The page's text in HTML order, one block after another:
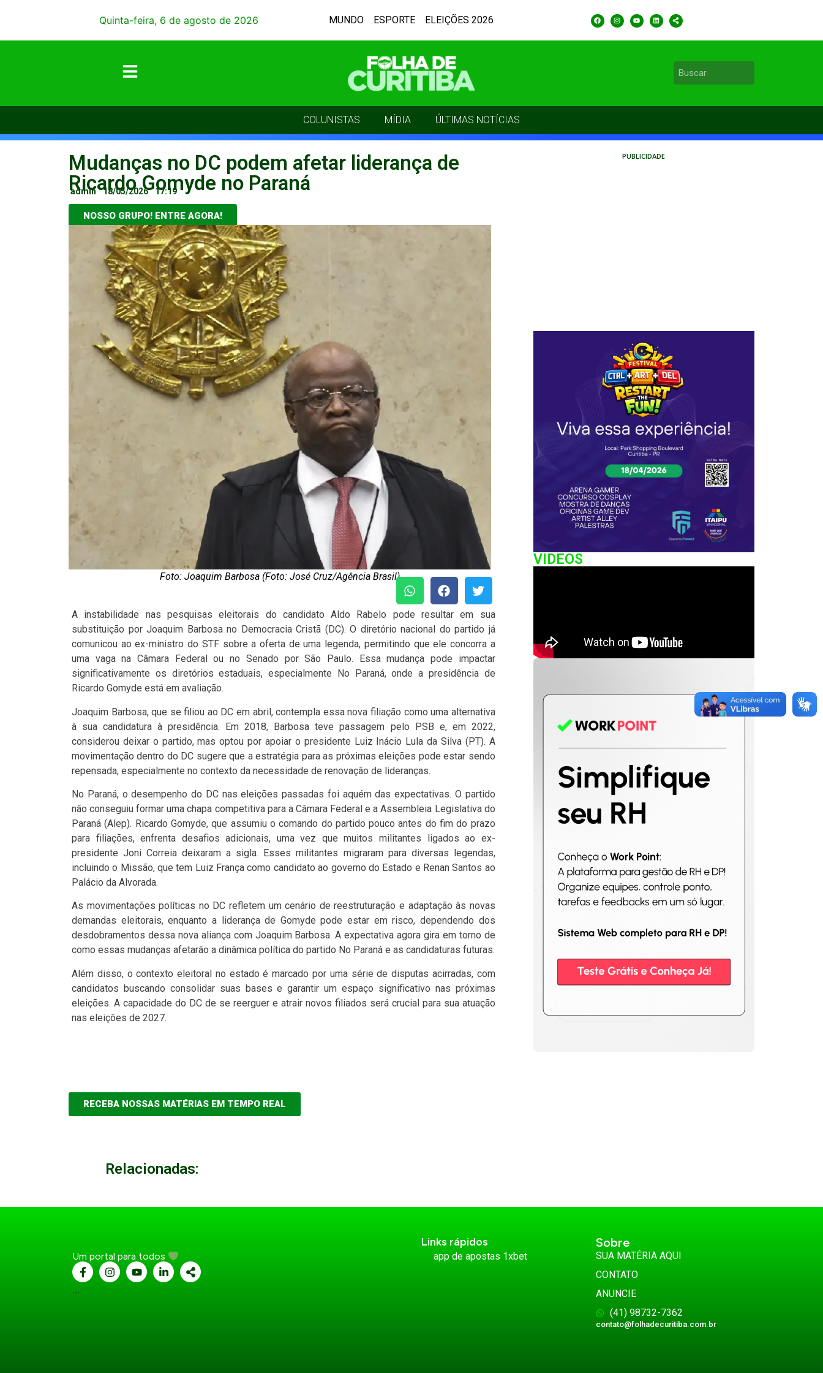
Quinta-feira, 6 de agosto de 2026 MUNDO ESPORTE ELEIÇÕES 2026
COLUNISTAS MÍDIA ÚLTIMAS NOTÍCIAS
Mudanças no DC podem afetar liderança de
Ricardo Gomyde no Paraná
admin 18/05/2026 17:19
NOSSO GRUPO! ENTRE AGORA!
Foto: Joaquim Barbosa (Foto: José Cruz/Agência Brasil)
A instabilidade nas pesquisas eleitorais do candidato Aldo Rabelo pode resultar em sua
substituição por Joaquim Barbosa no Democracia Cristã (DC). O diretório nacional do partido já
comunicou ao ex-ministro do STF sobre a oferta de uma legenda, permitindo que ele concorra a
uma vaga na Câmara Federal ou no Senado por São Paulo. Essa mudança pode impactar
significativamente os diretórios estaduais, especialmente No Paraná, onde a presidência de
Ricardo Gomyde está em avaliação.
Joaquim Barbosa, que se filiou ao DC em abril, contempla essa nova filiação como uma alternativa
à sua candidatura à presidência. Em 2018, Barbosa teve passagem pelo PSB e, em 2022,
considerou deixar o partido, mas optou por apoiar o presidente Luiz Inácio Lula da Silva (PT). A
movimentação dentro do DC sugere que a estratégia para as próximas eleições pode estar sendo
repensada, especialmente no contexto da necessidade de renovação de lideranças.
No Paraná, o desempenho do DC nas eleições passadas foi aquém das expectativas. O partido
não conseguiu formar uma chapa competitiva para a Câmara Federal e a Assembleia Legislativa do
Paraná (Alep). Ricardo Gomyde, que assumiu o comando do partido pouco antes do fim do prazo
para filiações, enfrenta desafios adicionais, uma vez que muitos militantes ligados ao ex-
presidente Joni Correia deixaram a sigla. Esses militantes migraram para diversas legendas,
incluindo o Missão, que tem Luiz França como candidato ao governo do Estado e Renan Santos ao
Palácio da Alvorada.
As movimentações políticas no DC refletem um cenário de reestruturação e adaptação às novas
demandas eleitorais, enquanto a liderança de Gomyde pode estar em risco, dependendo dos
desdobramentos dessa nova aliança com Joaquim Barbosa. A expectativa agora gira em torno de
como essas mudanças afetarão a dinâmica política do partido No Paraná e as candidaturas futuras.
Além disso, o contexto eleitoral no estado é marcado por uma série de disputas acirradas, com
candidatos buscando consolidar suas bases e garantir um espaço significativo nas próximas
eleições. A capacidade do DC de se reerguer e atrair novos filiados será crucial para sua atuação
nas eleições de 2027.
RECEBA NOSSAS MATÉRIAS EM TEMPO REAL
PUBLICIDADE
VIDEOS
Relacionadas:
Um portal para todos
...
Links rápidos
app de apostas 1xbet
Sobre
SUA MATÉRIA AQUI
CONTATO
ANUNCIE
(41) 98732-7362
contato@folhadecuritiba.com.br